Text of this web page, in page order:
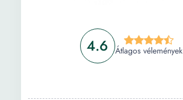
4.6 Átlagos vélemények